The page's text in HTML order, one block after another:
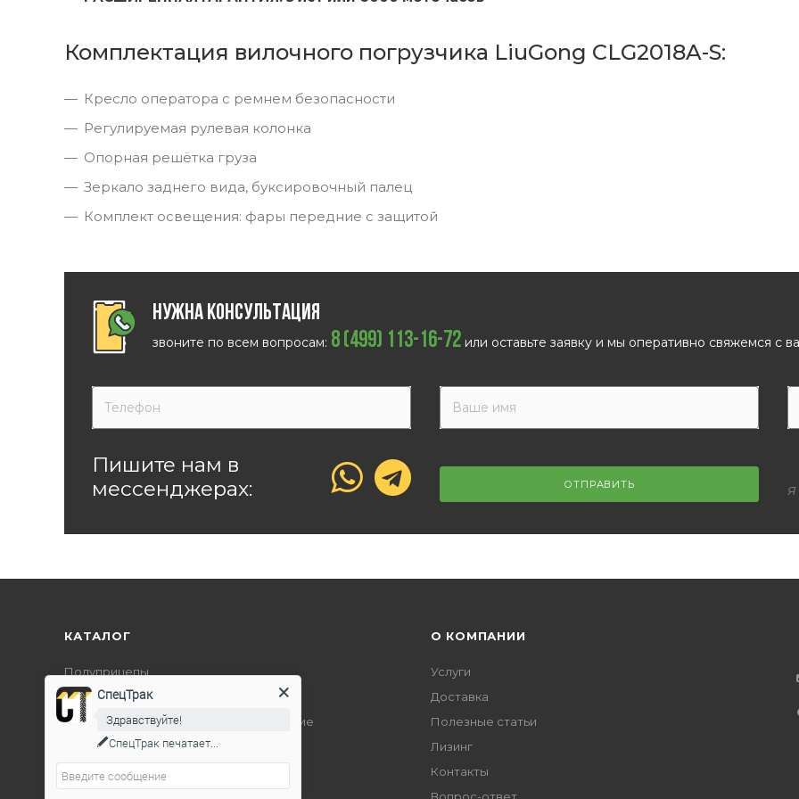
Комплектация вилочного погрузчика LiuGong CLG2018A-S:
Кресло оператора с ремнем безопасности
Регулируемая рулевая колонка
Опорная решётка груза
Зеркало заднего вида, буксировочный палец
Комплект освещения: фары передние с защитой
Нужна консультация
звоните по всем вопросам: 8 (499) 113-16-72 или оставьте заявку и мы оперативно свяжемся с
Пишите нам в
мессенджерах:
ОТПРАВИТЬ Я
КАТАЛОГ
Полуприцепы
Дорожно-строительная техника
Подъемно-транспортное оборудование
О КОМПАНИИ
Услуги
Доставка
Полезные статьи
Лизинг
Контакты
СпецТрак
Здравствуйте!
СпецТрак печатает...